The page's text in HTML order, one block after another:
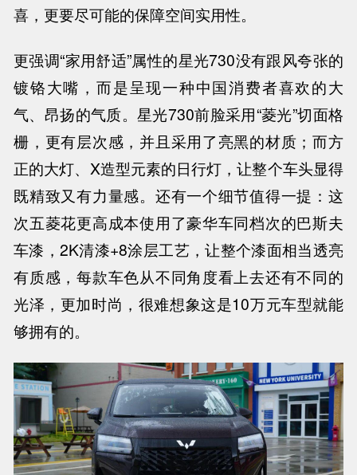
喜，更要尽可能的保障空间实用性。
更强调“家用舒适”属性的星光730没有跟风夸张的
镀铬大嘴，而是呈现一种中国消费者喜欢的大
气、昂扬的气质。星光730前脸采用“菱光”切面格
栅，更有层次感，并且采用了亮黑的材质；而方
正的大灯、X造型元素的日行灯，让整个车头显得
既精致又有力量感。还有一个细节值得一提：这
次五菱花更高成本使用了豪华车同档次的巴斯夫
车漆，2K清漆+8涂层工艺，让整个漆面相当透亮
有质感，每款车色从不同角度看上去还有不同的
光泽，更加时尚，很难想象这是10万元车型就能
够拥有的。